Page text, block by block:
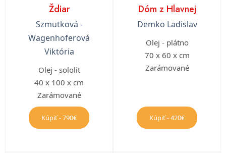
Ždiar
Szmutková -
Wagenhoferová
Viktória
Olej - sololit
40 x 100 x cm
Zarámované
Kúpiť - 790€
Dóm z Hlavnej
Demko Ladislav
Olej - plátno
70 x 60 x cm
Zarámované
Kúpiť - 420€